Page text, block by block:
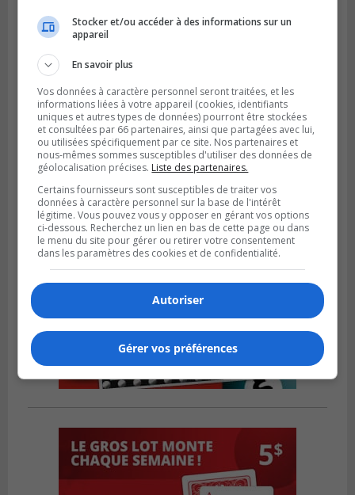
Publié le 6 août 2026 à 05h39
La grenade du camping du lac Cristal était
inoffensive
Stocker et/ou accéder à des informations sur un
appareil
En savoir plus
Vos données à caractère personnel seront traitées, et les
informations liées à votre appareil (cookies, identifiants
uniques et autres types de données) pourront être stockées
et consultées par 66 partenaires, ainsi que partagées avec lui,
ou utilisées spécifiquement par ce site. Nos partenaires et
nous-mêmes sommes susceptibles d'utiliser des données de
géolocalisation précises. Liste des partenaires.
Certains fournisseurs sont susceptibles de traiter vos
données à caractère personnel sur la base de l'intérêt
légitime. Vous pouvez vous y opposer en gérant vos options
ci-dessous. Recherchez un lien en bas de cette page ou dans
le menu du site pour gérer ou retirer votre consentement
dans les paramètres des cookies et de confidentialité.
Autoriser
Gérer vos préférences